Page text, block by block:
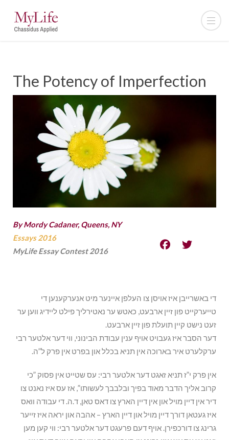
The Potency of Imperfection
By Mordy Cadaner, Queens, NY
Essays 2016
MyLife Essay Contest 2016
די באשרייבן איז אויסן צו העלפן איינער מיט אנערקענען די
טייערקייט פון זיין ארבעט, כאטש ער נאטירליך פילט ליידיג ווען ער
זעט נישט קיין תועלת פון זיין ארבעט.
דער הסבר איז געבויט אויף ענין עבודת הבינוני, ווי דער אלטער רבי
ערקלערט איר בארוכה אין תניא בכלל און בפרט אין פרק ל”ה.
אין פרק י”ז תניא זאגט דער אלטער רבי: עס שטייט אין פסוק ”כי
קרוב אליך הדבר מאוד בפיך ובלבבך לעשותו”, אז עס איז נאנט צו
דיר אין דיין מויל און אין דיין הארץ צו דאס טאן, ד.ה. די עבודה וואס
איז געטאן דורך דיין מויל און דיין הארץ – אהבה און יראה איז זייער
גרינג צו דורכפירן. אויף דעם פרעגט דער אלטער רבי: ווי קען מען